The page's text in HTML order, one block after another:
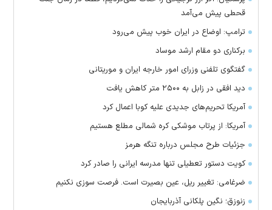
قحطی پیش می‌آمد
ترامپ: اوضاع در ایران خوب پیش می‌رود
برکناری دو مقام ارشد موساد
گفتگوی تلفنی وزرای امور خارجه ایران و موریتانی
دید افقی در زابل به ۲۵۰۰ متر کاهش یافت
آمریکا تحریم‌های جدیدی علیه کوبا اعمال کرد
آمریکا: از پرتاب موشکی کره شمالی مطلع هستیم
جزئیات طرح مجلس درباره تنگه هرمز
کویت دستور تعطیلی تنها مدرسه ایرانی را صادر کرد
ضرغامی: تغییر ریل، عین بصیرت است. فرصت سوزی نکنیم
زنوزق؛ نگین پلکانی آذربایجان